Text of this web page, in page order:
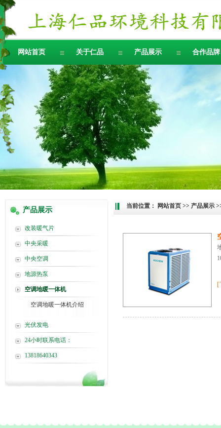
网站首页 关于仁品 产品展示 合作品牌
产品展示
改装暖气片
中央采暖
中央空调
地源热泵
空调地暖一体机
空调地暖一体机介绍
光伏发电
24小时联系电话：
13818640343
当前位置： 网站首页 >> 产品展示
[